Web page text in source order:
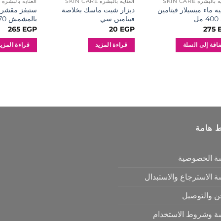
ماء ميسيلار فيتامين
275
إلى السلة
ديزار شيت ماسك بخلاصة
فيتامين سي
20 EGP
قراءة المزيد
ستيفز مقشر
بالمشمش 170 جرام
265 EGP
قراءة
هامة
الخصوصية
الاسترجاع والاستبدال
والتوصيل
وشروط الاستخدام